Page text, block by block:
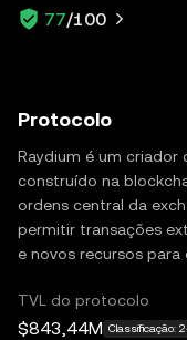
77/100
Protocolo
Raydium é um criador
construído na
ordens central da
permitir transações
e novos recursos
TVL do protocolo
$843,44M Classificação: